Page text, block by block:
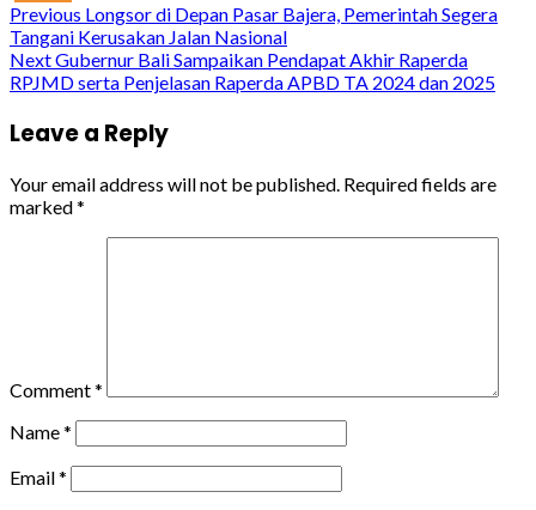
Continue
Reading
Previous Longsor di Depan Pasar Bajera, Pemerintah Segera
Tangani Kerusakan Jalan Nasional
NextGubernur Bali Sampaikan Pendapat Akhir Raperda
RPJMD serta Penjelasan Raperda APBD TA 2024 dan 2025
Leave a Reply
Your email address will not be published. Required fields are
marked*
Comment*
Name*
Email*